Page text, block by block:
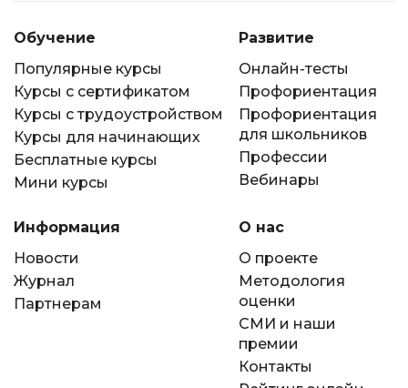
Обучение
Популярные курсы
Курсы с сертификатом
Курсы с трудоустройством
Курсы для начинающих
Бесплатные курсы
Мини курсы
Развитие
Онлайн-тесты
Профориентация
Профориентация
для школьников
Профессии
Вебинары
Информация
Новости
Журнал
Партнерам
О нас
О проекте
Методология
оценки
СМИ и наши
премии
Контакты